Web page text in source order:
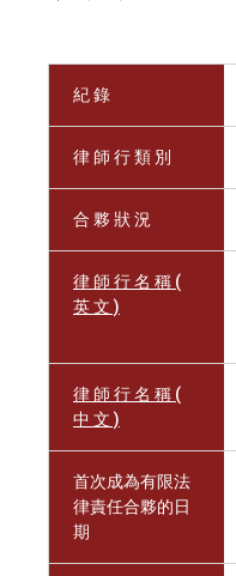
紀 錄
律 師 行 類 別
合 夥 狀 況
律 師 行 名 稱 (
英 文 )
律 師 行 名 稱 (
中 文 )
首次成為有限法
律責任合夥的日
期